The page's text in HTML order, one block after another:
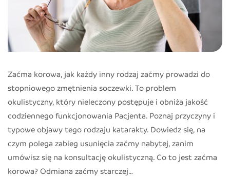
Zaćma korowa, jak każdy inny rodzaj zaćmy prowadzi do
stopniowego zmętnienia soczewki. To problem
okulistyczny, który nieleczony postępuje i obniża jakość
codziennego funkcjonowania Pacjenta. Poznaj przyczyny i
typowe objawy tego rodzaju katarakty. Dowiedz się, na
czym polega zabieg usunięcia zaćmy nabytej, zanim
umówisz się na konsultację okulistyczną. Co to jest zaćma
korowa? Odmiana zaćmy starczej…